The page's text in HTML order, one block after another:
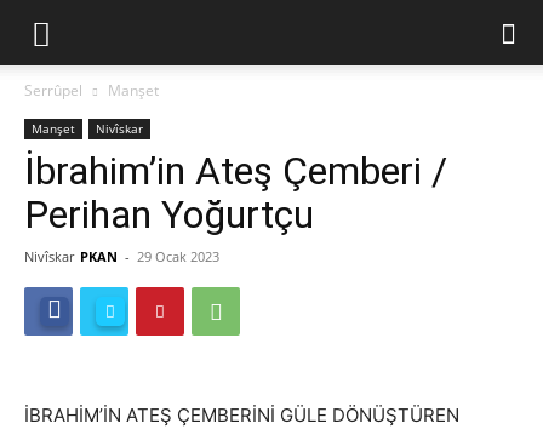
Serrûpel Manşet
Manşet Nivîskar
İbrahim’in Ateş Çemberi /
Perihan Yoğurtçu
Nivîskar PKAN - 29 Ocak 2023
İBRAHİM’İN ATEŞ ÇEMBERİNİ GÜLE DÖNÜŞTÜREN